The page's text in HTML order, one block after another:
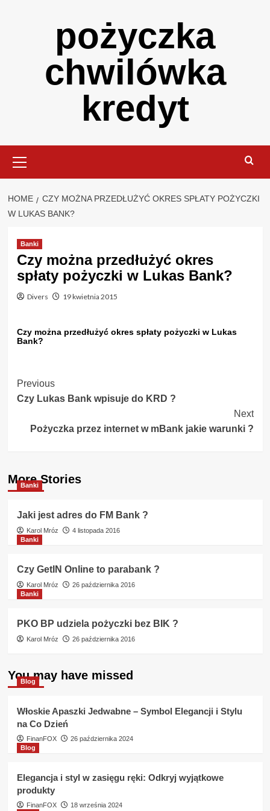
pożyczka
chwilówka
kredyt
Menu
HOME
CZY MOŻNA PRZEDŁUŻYĆ OKRES SPŁATY POŻYCZKI
W LUKAS BANK?
Banki
Czy można przedłużyć okres
spłaty pożyczki w Lukas Bank?
Divers 19 kwietnia 2015
Czy można przedłużyć okres spłaty pożyczki w Lukas
Bank?
Post
Navigation
Previous
Czy Lukas Bank wpisuje do KRD ?
Next
Pożyczka przez internet w mBank jakie warunki ?
More Stories
Banki
Jaki jest adres do FM Bank ?
Karol Mróz
4 listopada 2016
Banki
Czy GetIN Online to parabank ?
Karol Mróz
26 października 2016
Banki
PKO BP udziela pożyczki bez BIK ?
Karol Mróz 26 października 2016
You may have missed
Blog
Włoskie Apaszki Jedwabne – Symbol Elegancji i Stylu
na Co Dzień
FinanFOX
26 października 2024
Blog
Elegancja i styl w zasięgu ręki: Odkryj wyjątkowe
produkty
FinanFOX
18 września 2024